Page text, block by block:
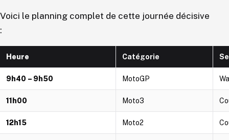
Voici le planning complet de cette journée décisive
:
Heure Catégorie
9h40 – 9h50 MotoGP
11h00 Moto3
12h15 Moto2